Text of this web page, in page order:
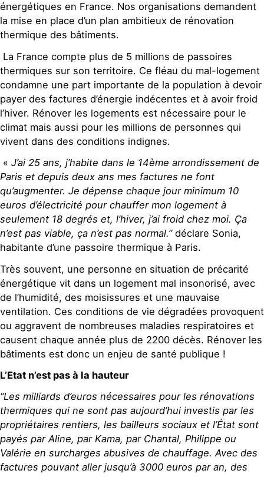
énergétiques en France. Nos organisations demandent
la mise en place d’un plan ambitieux de rénovation
thermique des bâtiments.
La France compte plus de 5 millions de passoires
thermiques sur son territoire. Ce fléau du mal-logement
condamne une part importante de la population à devoir
payer des factures d’énergie indécentes et à avoir froid
l’hiver. Rénover les logements est nécessaire pour le
climat mais aussi pour les millions de personnes qui
vivent dans des conditions indignes.
« J’ai 25 ans, j’habite dans le 14ème arrondissement de
Paris et depuis deux ans mes factures ne font
qu’augmenter. Je dépense chaque jour minimum 10
euros d’électricité pour chauffer mon logement à
seulement 18 degrés et, l’hiver, j’ai froid chez moi. Ça
n’est pas viable, ça n’est pas normal.” déclare Sonia,
habitante d’une passoire thermique à Paris.
Très souvent, une personne en situation de précarité
énergétique vit dans un logement mal insonorisé, avec
de l’humidité, des moisissures et une mauvaise
ventilation. Ces conditions de vie dégradées provoquent
ou aggravent de nombreuses maladies respiratoires et
causent chaque année plus de 2200 décès. Rénover les
bâtiments est donc un enjeu de santé publique !
L’Etat n’est pas à la hauteur
“Les milliards d’euros nécessaires pour les rénovations
thermiques qui ne sont pas aujourd’hui investis par les
propriétaires rentiers, les bailleurs sociaux et l’État sont
payés par Aline, par Kama, par Chantal, Philippe ou
Valérie en surcharges abusives de chauffage. Avec des
factures pouvant aller jusqu’à 3000 euros par an, des